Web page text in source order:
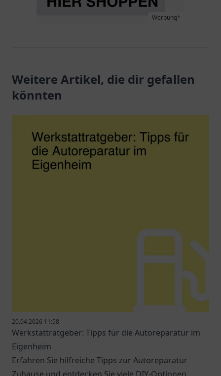
Werbung*
Weitere Artikel, die dir gefallen
könnten
20.04.2026 11:58
Werkstattratgeber: Tipps für die Autoreparatur im
Eigenheim
Erfahren Sie hilfreiche Tipps zur Autoreparatur